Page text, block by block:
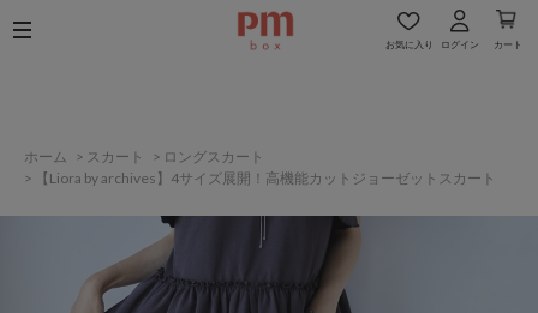
お気に入り ログイン カート
ホーム > スカート > ロングスカート
>
【Liora by archives】4サイズ展開！高機能カットジョーゼットスカート